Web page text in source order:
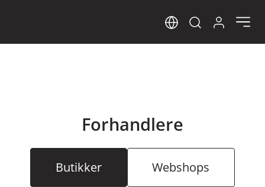
Sprog
Log ind her
Forhandlere
Butikker Webshops